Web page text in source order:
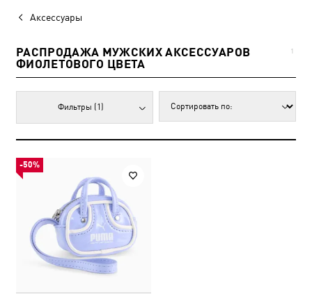
Аксессуары
РАСПРОДАЖА МУЖСКИХ АКСЕССУАРОВ
ФИОЛЕТОВОГО ЦВЕТА
1
Фильтры (1)
-50%